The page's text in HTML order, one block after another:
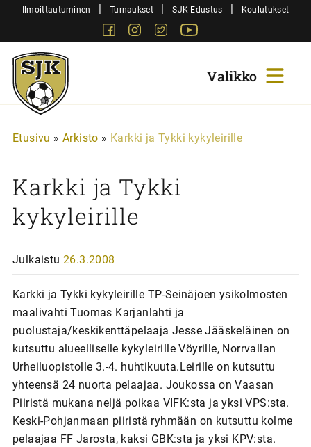
SiirryIlmoittautuminen | Turnaukset | SJK-Edustus | Koulutukset
FacebookInstagram
Twitter
Sjk-
Juniorit
Etusivu » Arkisto » Karkki ja Tykki kykyleirille
Karkki ja Tykki
kykyleirille
Julkaistu 26.3.2008
Karkki ja Tykki kykyleirille TP-Seinäjoen ysikolmosten
maalivahti Tuomas Karjanlahti ja
puolustaja/keskikenttäpelaaja Jesse Jääskeläinen on
kutsuttu alueelliselle kykyleirille Vöyrille, Norrvallan
Urheiluopistolle 3.-4. huhtikuuta.Leirille on kutsuttu
yhteensä 24 nuorta pelaajaa. Joukossa on Vaasan
Piiristä mukana neljä poikaa VIFK:sta ja yksi VPS:sta.
Keski-Pohjanmaan piiristä ryhmään on kutsuttu kolme
pelaajaa FF Jarosta, kaksi GBK:sta ja yksi KPV:sta.